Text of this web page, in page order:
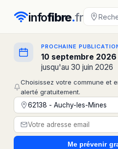
infofibre.fr
PROCHAINE
10 septembre 2026
jusqu'au 30 juin 2026
Choisissez votre commune et
alerté gratuitement.
Me prévenir